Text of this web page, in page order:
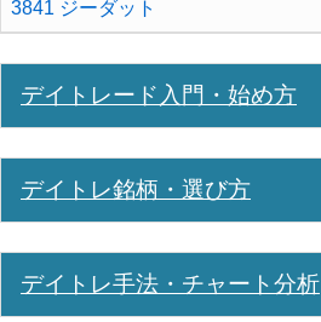
3841 ジーダット
デイトレード入門・始め方
デイトレ銘柄・選び方
デイトレ手法・チャート分析